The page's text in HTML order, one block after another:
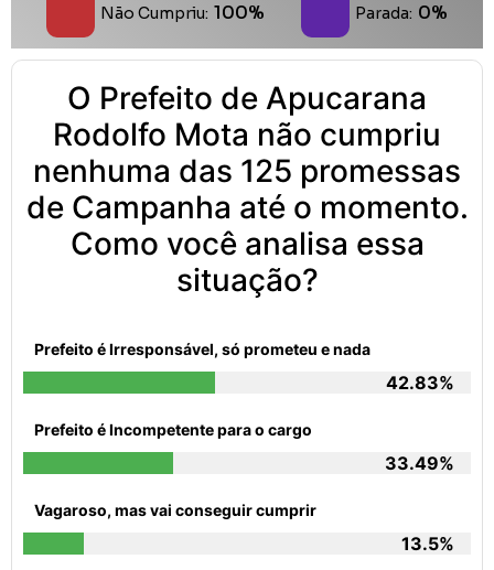
Não Cumpriu: 100% Parada: 0%
O Prefeito de Apucarana
Rodolfo Mota não cumpriu
nenhuma das 125 promessas
de Campanha até o momento.
Como você analisa essa
situação?
Prefeito é Irresponsável, só prometeu e nada
42.83%
Prefeito é Incompetente para o cargo
33.49%
Vagaroso, mas vai conseguir cumprir
13.5%